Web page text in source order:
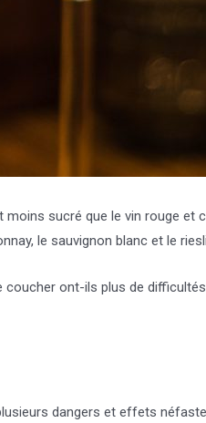
sucré que le vin rouge et
le sauvignon blanc et le
ont-ils plus de
dangers et effets